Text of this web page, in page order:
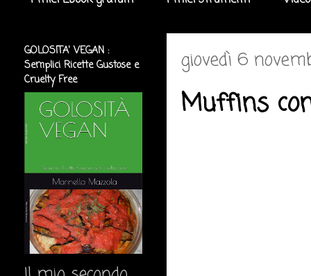
giovedì 6
Muffins
GOLOSITA' VEGAN :
Semplici Ricette Gustose e
Cruelty Free